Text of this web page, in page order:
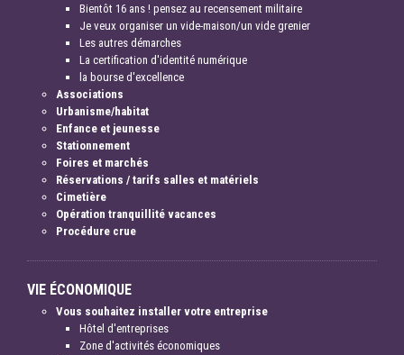
Bientôt 16 ans ! pensez au recensement militaire
Je veux organiser un vide-maison/un vide grenier
Les autres démarches
La certification d'identité numérique
la bourse d'excellence
Associations
Urbanisme/habitat
Enfance et jeunesse
Stationnement
Foires et marchés
Réservations / tarifs salles et matériels
Cimetière
Opération tranquillité vacances
Procédure crue
VIE ÉCONOMIQUE
Vous souhaitez installer votre entreprise
Hôtel d'entreprises
Zone d'activités économiques